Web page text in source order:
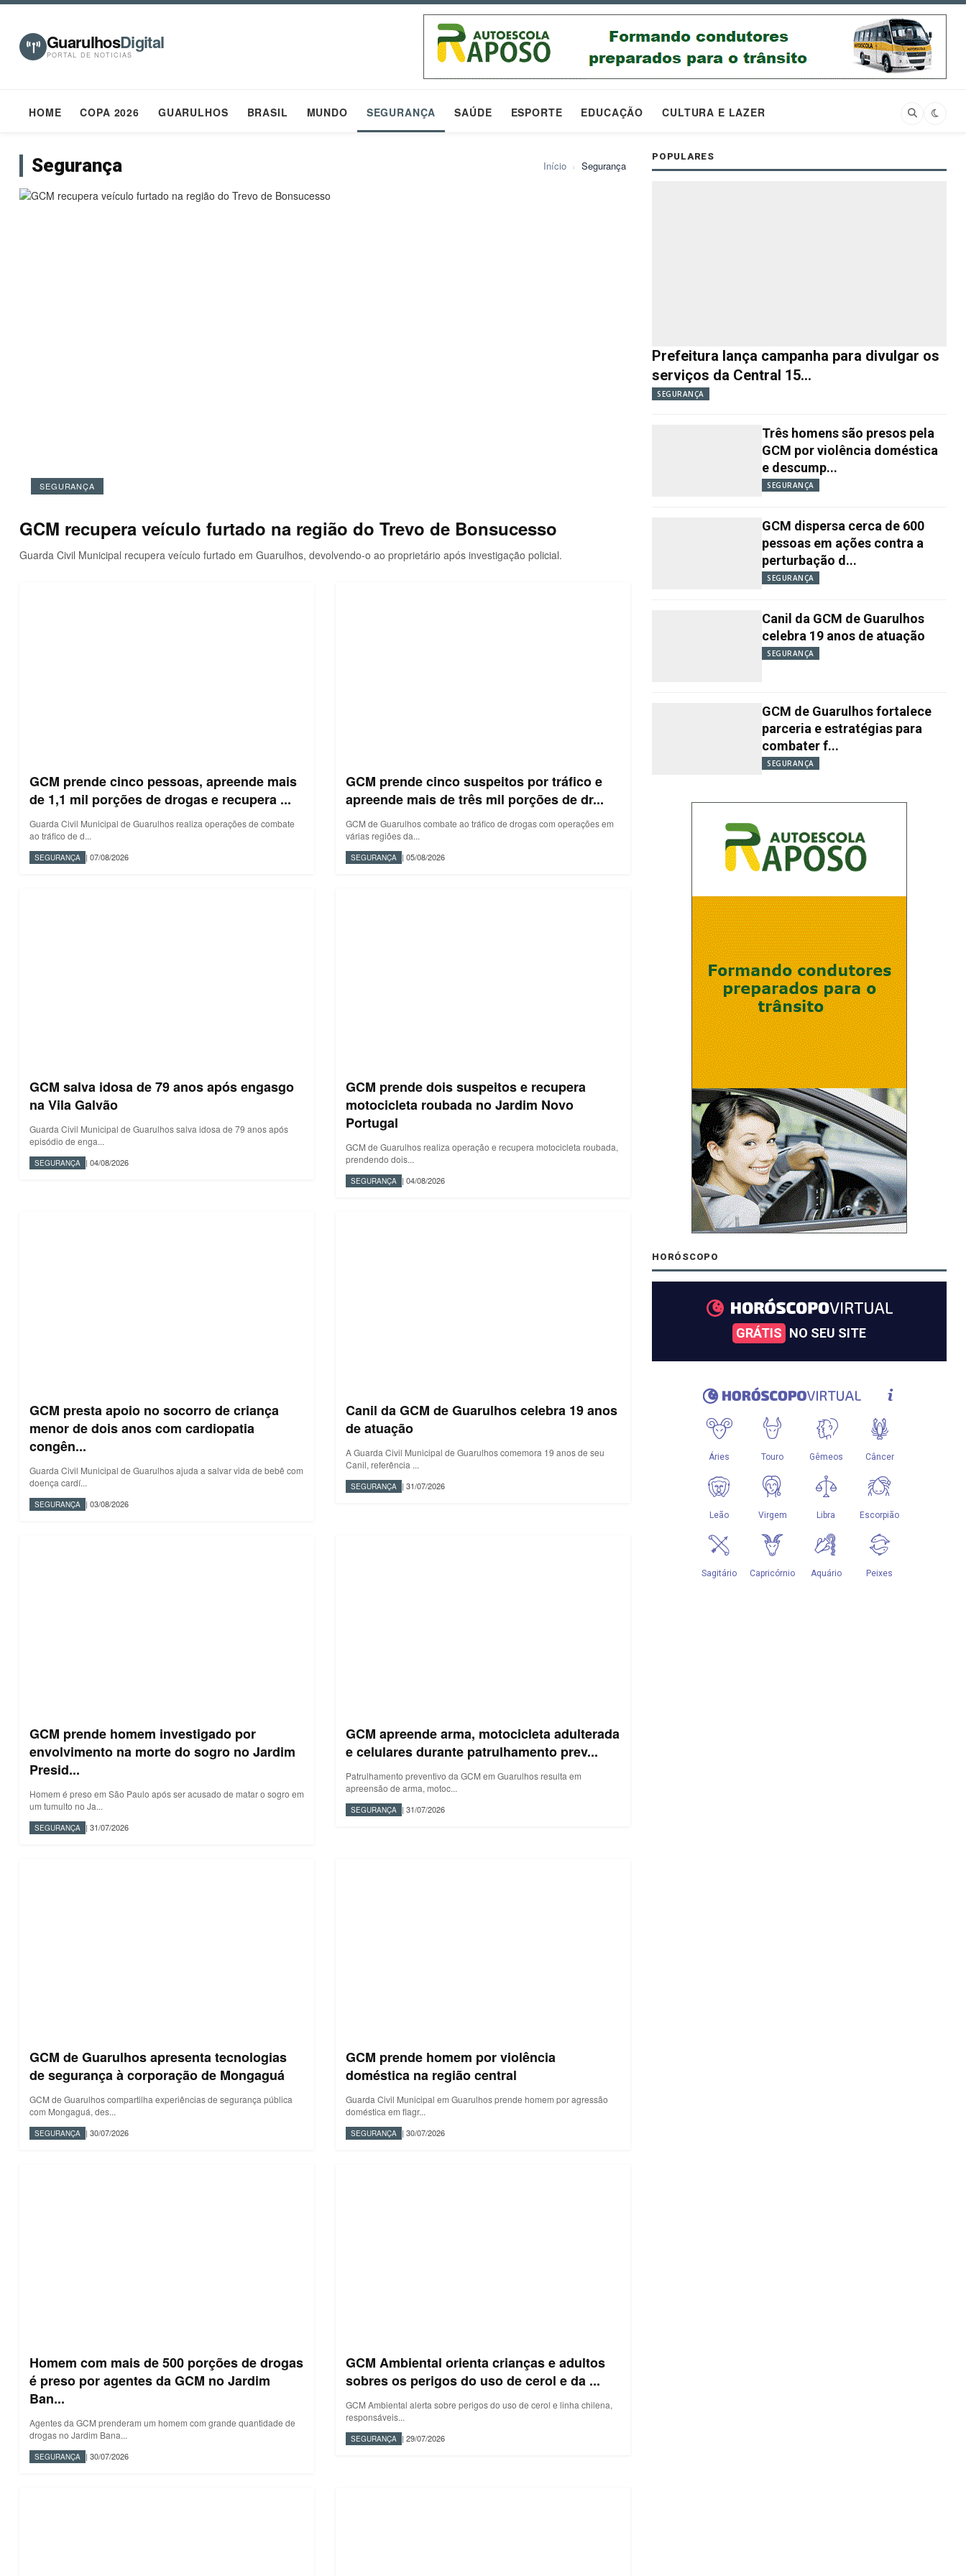
GuarulhosDigital
PORTAL DE NOTICIAS
HOME COPA 2026 GUARULHOS BRASIL MUNDO SEGURANÇA SAÚDE ESPORTE EDUCAÇÃO CULTURA E LAZER
Segurança Início › Segurança
SEGURANÇA
GCM recupera veículo furtado na região do Trevo de Bonsucesso
Guarda Civil Municipal recupera veículo furtado em Guarulhos, devolvendo-o ao proprietário após investigação policial.
GCM prende cinco pessoas, apreende mais
de 1,1 mil porções de drogas e recupera ...
Guarda Civil Municipal de Guarulhos realiza operações de combate
ao tráfico de d...
SEGURANÇA | 07/08/2026
GCM prende cinco suspeitos por tráfico e
apreende mais de três mil porções de dr...
GCM de Guarulhos combate ao tráfico de drogas com operações em
várias regiões da...
SEGURANÇA | 05/08/2026
GCM salva idosa de 79 anos após engasgo
na Vila Galvão
Guarda Civil Municipal de Guarulhos salva idosa de 79 anos após
episódio de enga...
SEGURANÇA | 04/08/2026
GCM prende dois suspeitos e recupera
motocicleta roubada no Jardim Novo
Portugal
GCM de Guarulhos realiza operação e recupera motocicleta roubada,
prendendo dois...
SEGURANÇA | 04/08/2026
GCM presta apoio no socorro de criança
menor de dois anos com cardiopatia
congên...
Guarda Civil Municipal de Guarulhos ajuda a salvar vida de bebê com
doença cardí...
SEGURANÇA | 03/08/2026
Canil da GCM de Guarulhos celebra 19 anos
de atuação
A Guarda Civil Municipal de Guarulhos comemora 19 anos de seu
Canil, referência ...
SEGURANÇA | 31/07/2026
GCM prende homem investigado por
envolvimento na morte do sogro no Jardim
Presid...
Homem é preso em São Paulo após ser acusado de matar o sogro em
um tumulto no Ja...
SEGURANÇA | 31/07/2026
GCM apreende arma, motocicleta adulterada
e celulares durante patrulhamento prev...
Patrulhamento preventivo da GCM em Guarulhos resulta em
apreensão de arma, motoc...
SEGURANÇA | 31/07/2026
GCM de Guarulhos apresenta tecnologias
de segurança à corporação de Mongaguá
GCM de Guarulhos compartilha experiências de segurança pública
com Mongaguá, des...
SEGURANÇA | 30/07/2026
GCM prende homem por violência
doméstica na região central
Guarda Civil Municipal em Guarulhos prende homem por agressão
doméstica em flagr...
SEGURANÇA | 30/07/2026
Homem com mais de 500 porções de drogas
é preso por agentes da GCM no Jardim
Ban...
Agentes da GCM prenderam um homem com grande quantidade de
drogas no Jardim Bana...
SEGURANÇA | 30/07/2026
GCM Ambiental orienta crianças e adultos
sobres os perigos do uso de cerol e da ...
GCM Ambiental alerta sobre perigos do uso de cerol e linha chilena,
responsáveis...
SEGURANÇA | 29/07/2026
POPULARES
Prefeitura lança campanha para divulgar os
serviços da Central 15...
SEGURANÇA
Três homens são presos pela
GCM por violência doméstica
e descump...
SEGURANÇA
GCM dispersa cerca de 600
pessoas em ações contra a
perturbação d...
SEGURANÇA
Canil da GCM de Guarulhos
celebra 19 anos de atuação
SEGURANÇA
GCM de Guarulhos fortalece
parceria e estratégias para
combater f...
SEGURANÇA
HORÓSCOPO